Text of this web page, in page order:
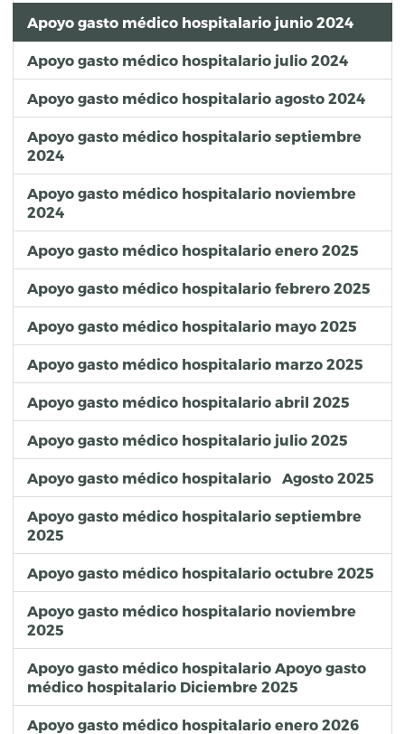
Apoyo gasto médico hospitalario junio 2024
Apoyo gasto médico hospitalario julio 2024
Apoyo gasto médico hospitalario agosto 2024
Apoyo gasto médico hospitalario septiembre
2024
Apoyo gasto médico hospitalario noviembre
2024
Apoyo gasto médico hospitalario enero 2025
Apoyo gasto médico hospitalario febrero 2025
Apoyo gasto médico hospitalario mayo 2025
Apoyo gasto médico hospitalario marzo 2025
Apoyo gasto médico hospitalario abril 2025
Apoyo gasto médico hospitalario julio 2025
Apoyo gasto médico hospitalario Agosto 2025
Apoyo gasto médico hospitalario septiembre
2025
Apoyo gasto médico hospitalario octubre 2025
Apoyo gasto médico hospitalario noviembre
2025
Apoyo gasto médico hospitalario Apoyo gasto
médico hospitalario Diciembre 2025
Apoyo gasto médico hospitalario enero 2026